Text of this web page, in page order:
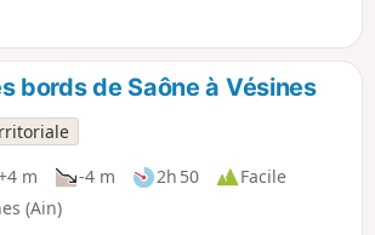
bords de Saône à Vésines
m -4 m 2h 50
Facile
(Ain)